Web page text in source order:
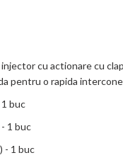
cu actionare cu
pentru o rapida
buc
1 buc
- 1 buc